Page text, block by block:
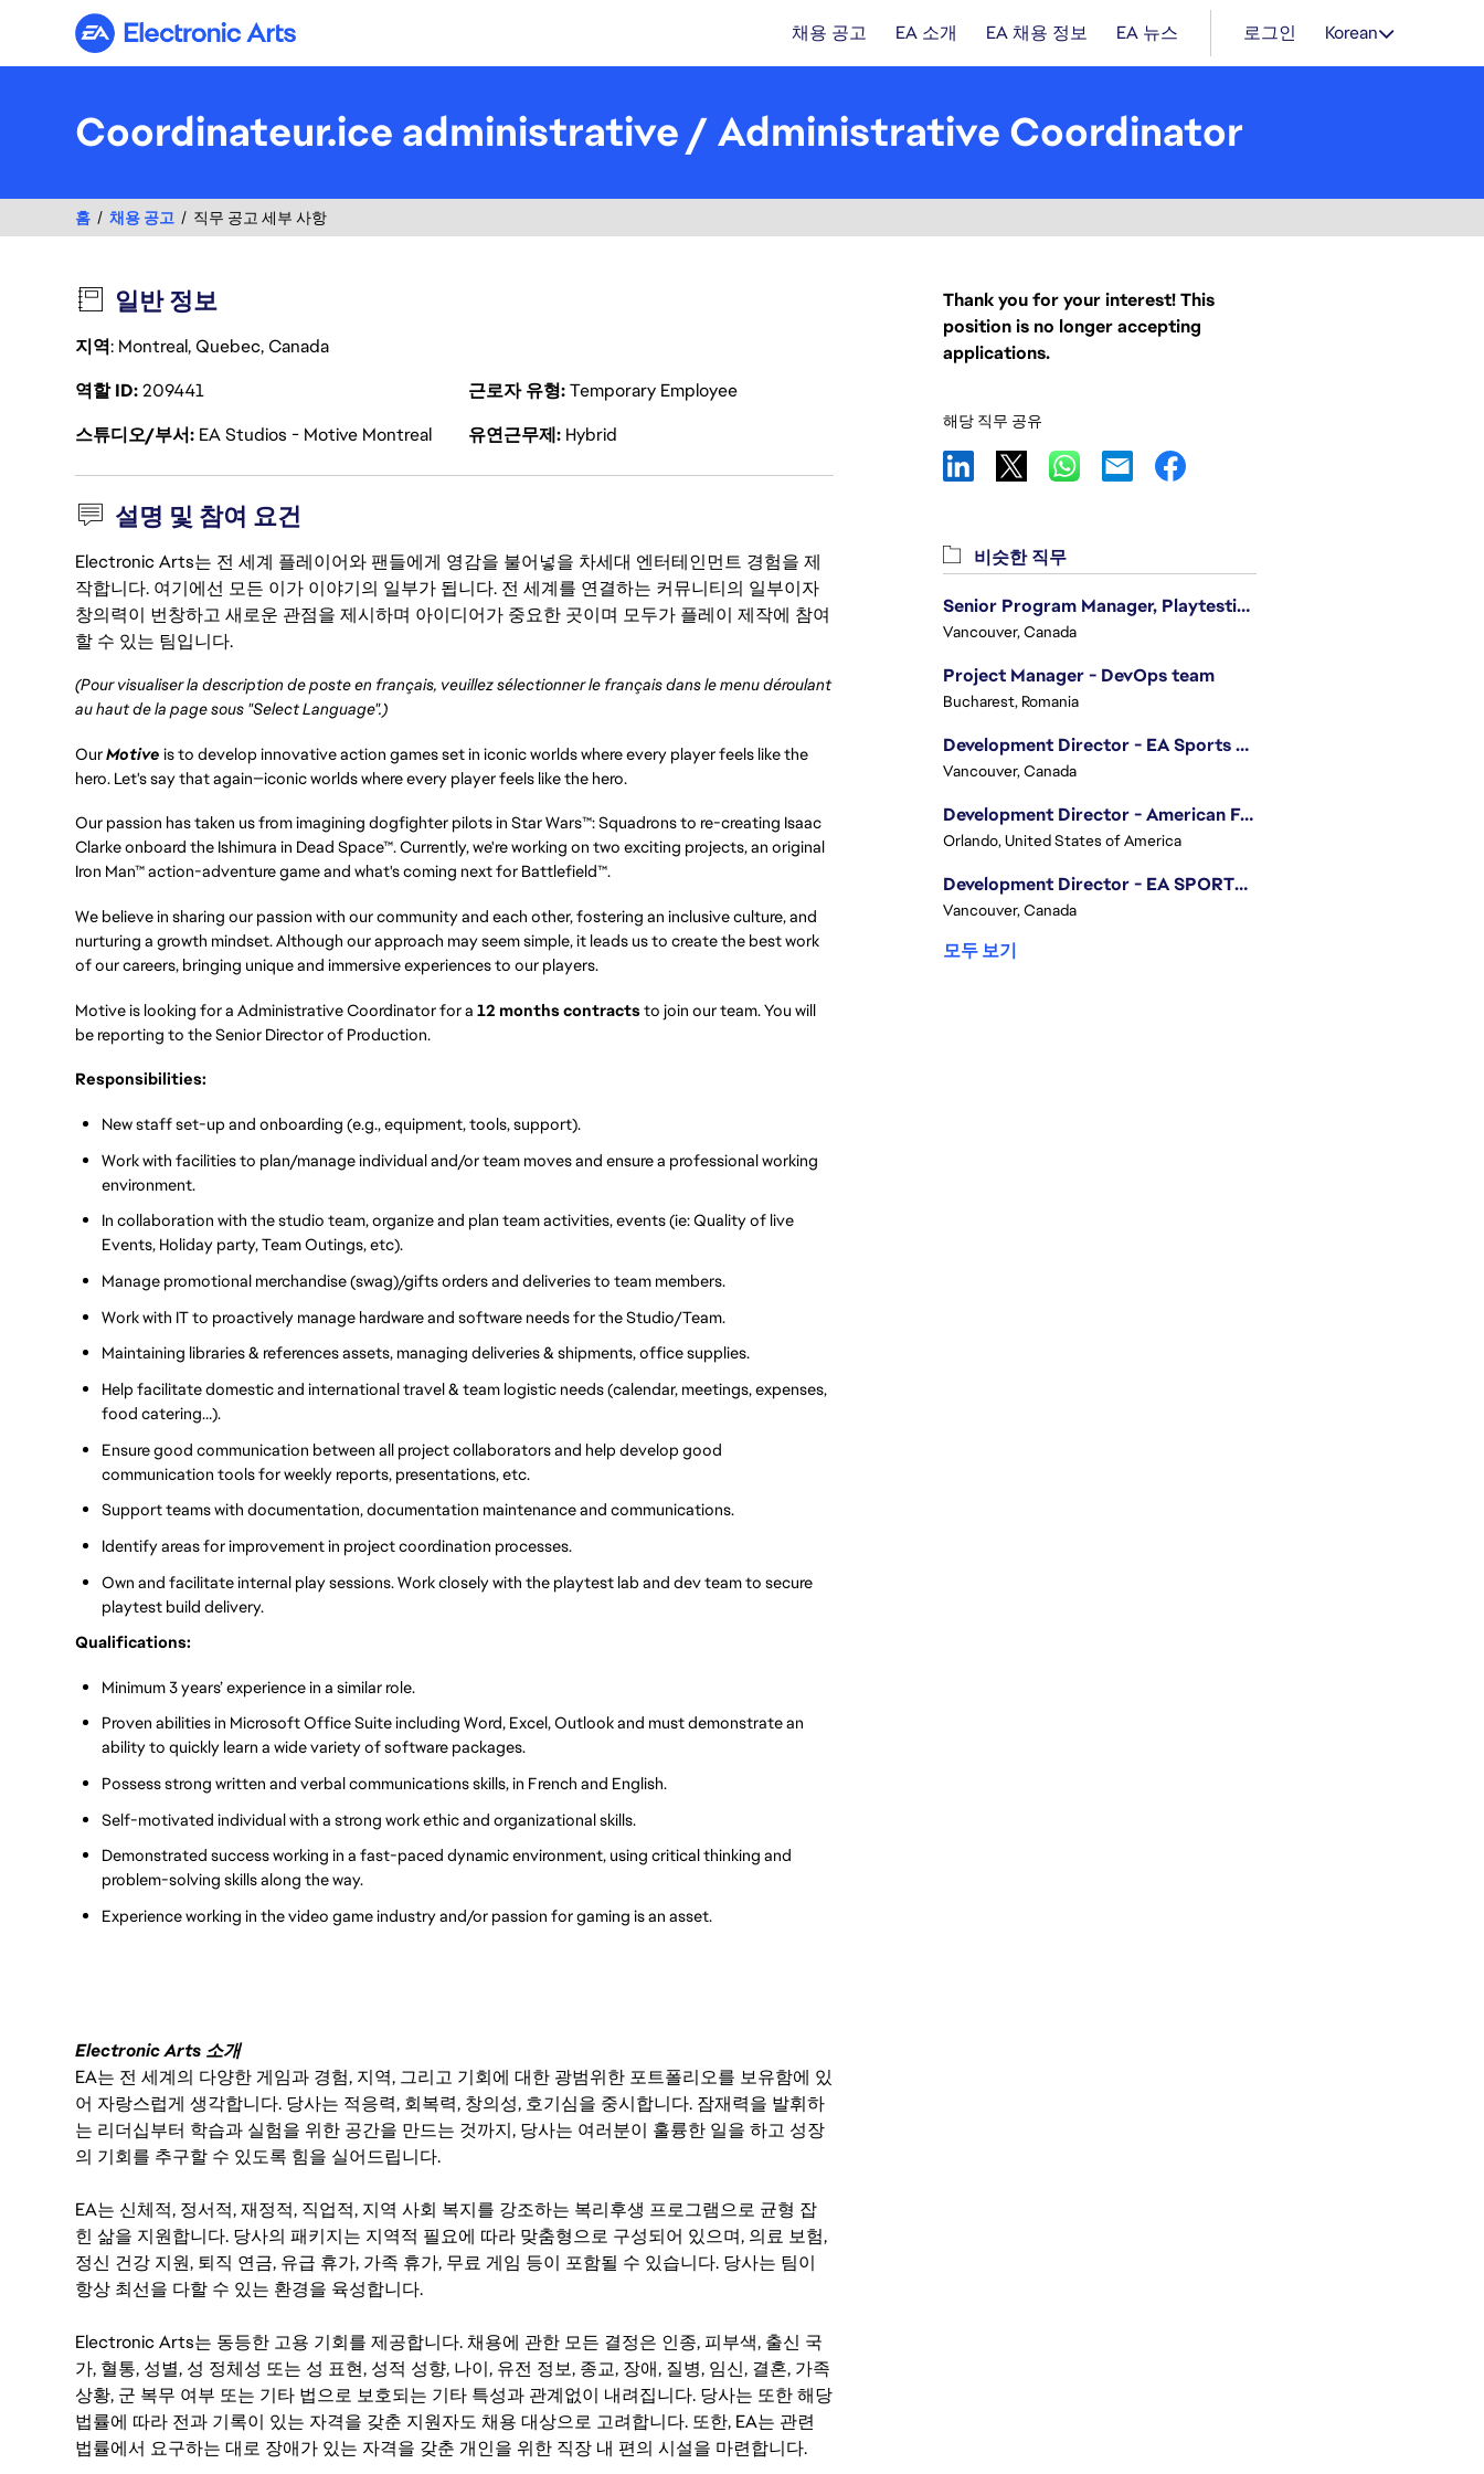
Electronic Arts 채용 공고 EA 소개 EA 채용 정보 EA 뉴스 로그인 Korean
Coordinateur.ice administrative / Administrative Coordinator
홈 채용 공고 직무 공고 세부 사항
일반 정보
지역: Montreal, Quebec, Canada
역할 ID209441 근로자 유형 Temporary Employee
스튜디오/부서 EA Studios - Motive Montreal 유연근무제 Hybrid
설명 및 참여 요건
Electronic Arts는 전 세계 플레이어와 팬들에게 영감을 불어넣을 차세대 엔터테인먼트 경험을 제
작합니다. 여기에선 모든 이가 이야기의 일부가 됩니다. 전 세계를 연결하는 커뮤니티의 일부이자
창의력이 번창하고 새로운 관점을 제시하며 아이디어가 중요한 곳이며 모두가 플레이 제작에 참여
할 수 있는 팀입니다.
(Pour visualiser la description de poste en français, veuillez sélectionner le français dans le menu déroulant
au haut de la page sous "Select Language".)
OurMotive is to develop innovative action games set in iconic worlds where every player feels like the
hero. Let's say that again—iconic worlds where every player feels like the hero.
Our passion has taken us from imagining dogfighter pilots in Star Wars™: Squadrons to re-creating Isaac
Clarke onboard the Ishimura in Dead Space™. Currently, we're working on two exciting projects, an original
Iron Man™ action-adventure game and what's coming next for Battlefield™.
We believe in sharing our passion with our community and each other, fostering an inclusive culture, and
nurturing a growth mindset. Although our approach may seem simple, it leads us to create the best work
of our careers, bringing unique and immersive experiences to our players.
Motive is looking for a Administrative Coordinator for a 12 months contractsto join our team. You will
be reporting to the Senior Director of Production.
Responsibilities:
New staff set-up and onboarding (e.g., equipment, tools, support).
Work with facilities to plan/manage individual and/or team moves and ensure a professional working
environment.
In collaboration with the studio team, organize and plan team activities, events (ie: Quality of live
Events, Holiday party, Team Outings, etc).
Manage promotional merchandise (swag)/gifts orders and deliveries to team members.
Work with IT to proactively manage hardware and software needs for the Studio/Team.
Maintaining libraries & references assets, managing deliveries & shipments, office supplies.
Help facilitate domestic and international travel & team logistic needs (calendar, meetings, expenses,
food catering…).
Ensure good communication between all project collaborators and help develop good
communication tools for weekly reports, presentations, etc.
Support teams with documentation, documentation maintenance and communications.
Identify areas for improvement in project coordination processes.
Own and facilitate internal play sessions. Work closely with the playtest lab and dev team to secure
playtest build delivery.
Qualifications:
Minimum 3 years’ experience in a similar role.
Proven abilities in Microsoft Office Suite including Word, Excel, Outlook and must demonstrate an
ability to quickly learn a wide variety of software packages.
Possess strong written and verbal communications skills, in French and English.
Self-motivated individual with a strong work ethic and organizational skills.
Demonstrated success working in a fast-paced dynamic environment, using critical thinking and
problem-solving skills along the way.
Experience working in the video game industry and/or passion for gaming is an asset.
Electronic Arts 소개
EA는 전 세계의 다양한 게임과 경험, 지역, 그리고 기회에 대한 광범위한 포트폴리오를 보유함에 있
어 자랑스럽게 생각합니다. 당사는 적응력, 회복력, 창의성, 호기심을 중시합니다. 잠재력을 발휘하
는 리더십부터 학습과 실험을 위한 공간을 만드는 것까지, 당사는 여러분이 훌륭한 일을 하고 성장
의 기회를 추구할 수 있도록 힘을 실어드립니다.
EA는 신체적, 정서적, 재정적, 직업적, 지역 사회 복지를 강조하는 복리후생 프로그램으로 균형 잡
힌 삶을 지원합니다. 당사의 패키지는 지역적 필요에 따라 맞춤형으로 구성되어 있으며, 의료 보험,
정신 건강 지원, 퇴직 연금, 유급 휴가, 가족 휴가, 무료 게임 등이 포함될 수 있습니다. 당사는 팀이
항상 최선을 다할 수 있는 환경을 육성합니다.
Electronic Arts는 동등한 고용 기회를 제공합니다. 채용에 관한 모든 결정은 인종, 피부색, 출신 국
가, 혈통, 성별, 성 정체성 또는 성 표현, 성적 성향, 나이, 유전 정보, 종교, 장애, 질병, 임신, 결혼, 가족
상황, 군 복무 여부 또는 기타 법으로 보호되는 기타 특성과 관계없이 내려집니다. 당사는 또한 해당
법률에 따라 전과 기록이 있는 자격을 갖춘 지원자도 채용 대상으로 고려합니다. 또한, EA는 관련
법률에서 요구하는 대로 장애가 있는 자격을 갖춘 개인을 위한 직장 내 편의 시설을 마련합니다.
Thank you for your interest! This
position is no longer accepting
applications.
해당 직무 공유
비슷한 직무
Senior Program Manager, Playtesting Programs
Vancouver, Canada
Project Manager - DevOps team
Bucharest, Romania
Development Director - EA Sports FC
Vancouver, Canada
Development Director - American Football
Orlando, United States of America
Development Director - EA SPORTS UFC
Vancouver, Canada
모두 보기